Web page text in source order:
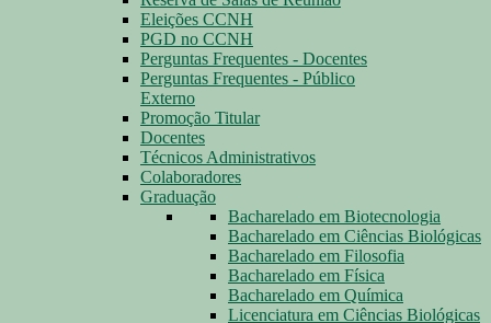
Eleições CCNH
PGD no CCNH
Perguntas Frequentes - Docentes
Perguntas Frequentes - Público
Externo
Promoção Titular
Docentes
Técnicos Administrativos
Colaboradores
Graduação
Bacharelado em Biotecnologia
Bacharelado em Ciências Biológicas
Bacharelado em Filosofia
Bacharelado em Física
Bacharelado em Química
Licenciatura em Ciências Biológicas